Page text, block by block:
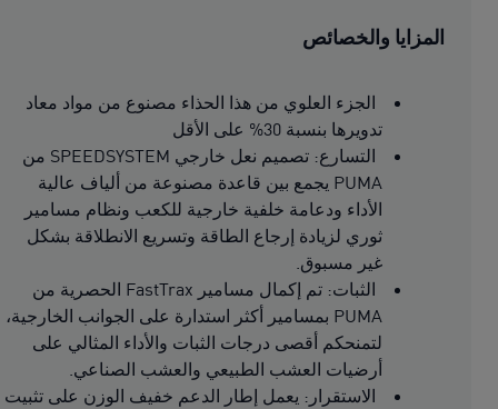
المزايا والخصائص
الجزء العلوي من هذا الحذاء مصنوع من مواد معاد
تدويرها بنسبة 30% على الأقل
التسارع: تصميم نعل خارجي SPEEDSYSTEM من
PUMA يجمع بين قاعدة مصنوعة من ألياف عالية
الأداء ودعامة خلفية خارجية للكعب ونظام مسامير
ثوري لزيادة إرجاع الطاقة وتسريع الانطلاقة بشكل
غير مسبوق.
الثبات: تم إكمال مسامير FastTrax الحصرية من
PUMA بمسامير أكثر استدارة على الجوانب الخارجية،
لتمنحكم أقصى درجات الثبات والأداء المثالي على
أرضيات العشب الطبيعي والعشب الصناعي.
الاستقرار: يعمل إطار الدعم خفيف الوزن على تثبيت